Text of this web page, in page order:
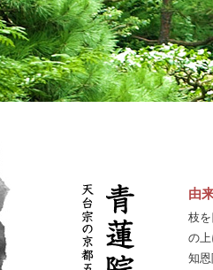
由
枝
の
知